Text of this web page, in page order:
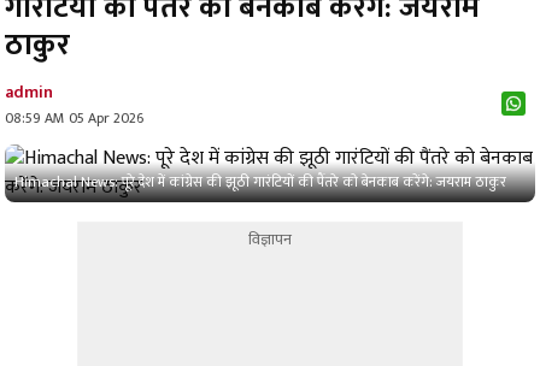
ठाकुर
admin
08:59 AM 05 Apr 2026
Himachal News: पूरे देश में कांग्रेस की झूठी गारंटियों की पैंतरे को बेनकाब करेंगे: जयराम ठाकुर
विज्ञापन